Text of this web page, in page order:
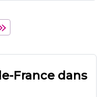
France dans